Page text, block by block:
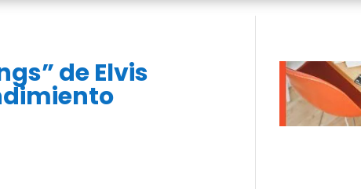
de Elvis